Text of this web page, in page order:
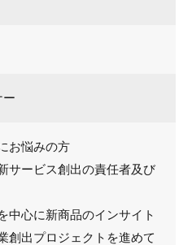
ー
お悩みの方
サービス創出の責任者及び
中心に新商品のインサイト
創出プロジェクトを進めて